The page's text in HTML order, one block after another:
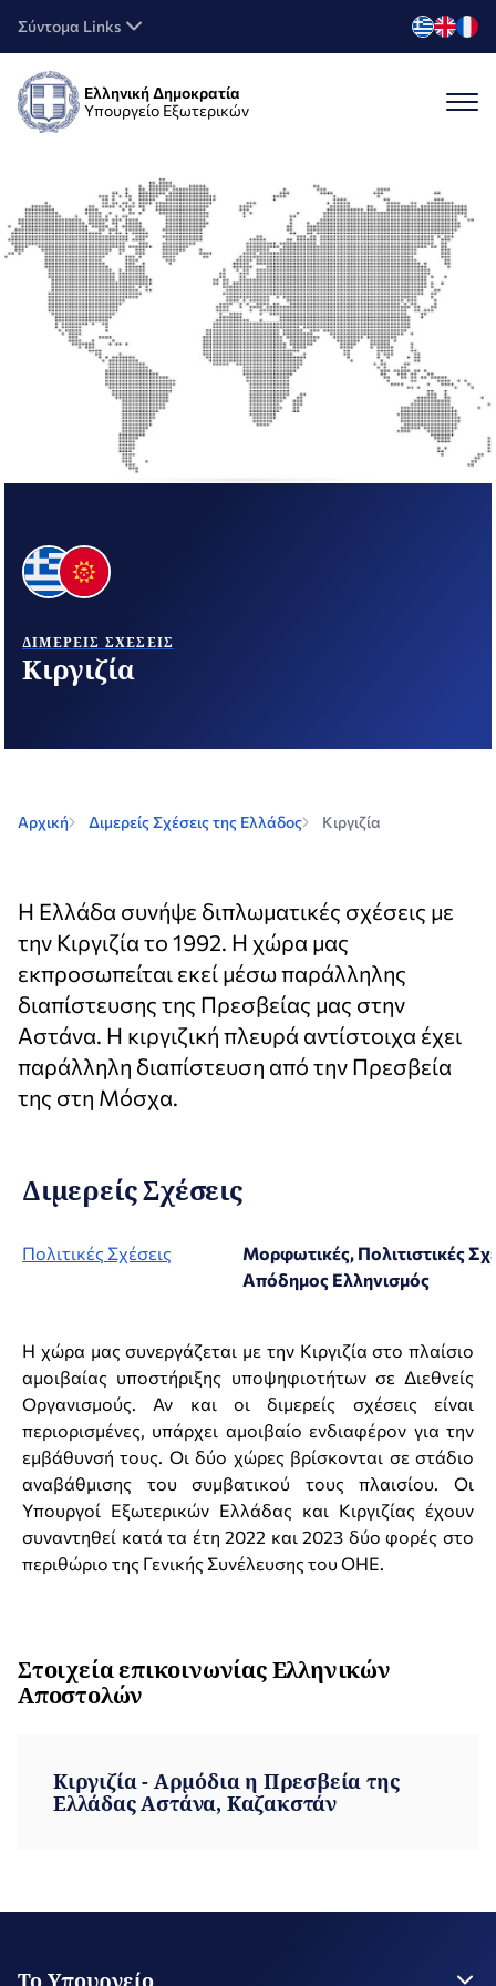
Σύντομα Links
Ελληνική Δημοκρατία
Υπουργείο Εξωτερικών
ΔΙΜΕΡΕΊΣ ΣΧΈΣΕΙΣ
Κιργιζία
Αρχική Διμερείς Σχέσεις της Ελλάδος Κιργιζία
Η Ελλάδα συνήψε διπλωματικές σχέσεις με
την Κιργιζία το 1992. Η χώρα μας
εκπροσωπείται εκεί μέσω παράλληλης
διαπίστευσης της Πρεσβείας μας στην
Αστάνα. Η κιργιζική πλευρά αντίστοιχα έχει
παράλληλη διαπίστευση από την Πρεσβεία
της στη Μόσχα.
Διμερείς Σχέσεις
Πολιτικές Σχέσεις
Μορφωτικές, Πολιτιστικές
Απόδημος Ελληνισμός
Η χώρα μας συνεργάζεται με την Κιργιζία στο πλαίσιο
αμοιβαίας υποστήριξης υποψηφιοτήτων σε Διεθνείς
Οργανισμούς. Αν και οι διμερείς σχέσεις είναι
περιορισμένες, υπάρχει αμοιβαίο ενδιαφέρον για την
εμβάθυνσή τους. Οι δύο χώρες βρίσκονται σε στάδιο
αναβάθμισης του συμβατικού τους πλαισίου. Οι
Υπουργοί Εξωτερικών Ελλάδας και Κιργιζίας έχουν
συναντηθεί κατά τα έτη 2022 και 2023 δύο φορές στο
περιθώριο της Γενικής Συνέλευσης του ΟΗΕ.
Στοιχεία επικοινωνίας Ελληνικών
Αποστολών
Κιργιζία - Αρμόδια η Πρεσβεία της
Ελλάδας Αστάνα, Καζακστάν
Το Υπουργείο